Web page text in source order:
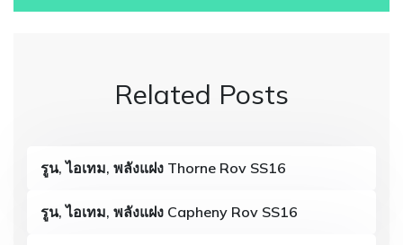
Related Posts
รูน, ไอเทม, พลังแฝง Thorne Rov SS16
รูน, ไอเทม, พลังแฝง Capheny Rov SS16